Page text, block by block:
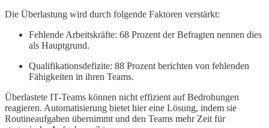
Die Überlastung wird durch folgende Faktoren verstärkt:
Fehlende Arbeitskräfte: 68 Prozent der Befragten nennen dies
als Hauptgrund.
Qualifikationsdefizite: 88 Prozent berichten von fehlenden
Fähigkeiten in ihren Teams.
Überlastete IT-Teams können nicht effizient auf Bedrohungen
reagieren. Automatisierung bietet hier eine Lösung, indem sie
Routineaufgaben übernimmt und den Teams mehr Zeit für